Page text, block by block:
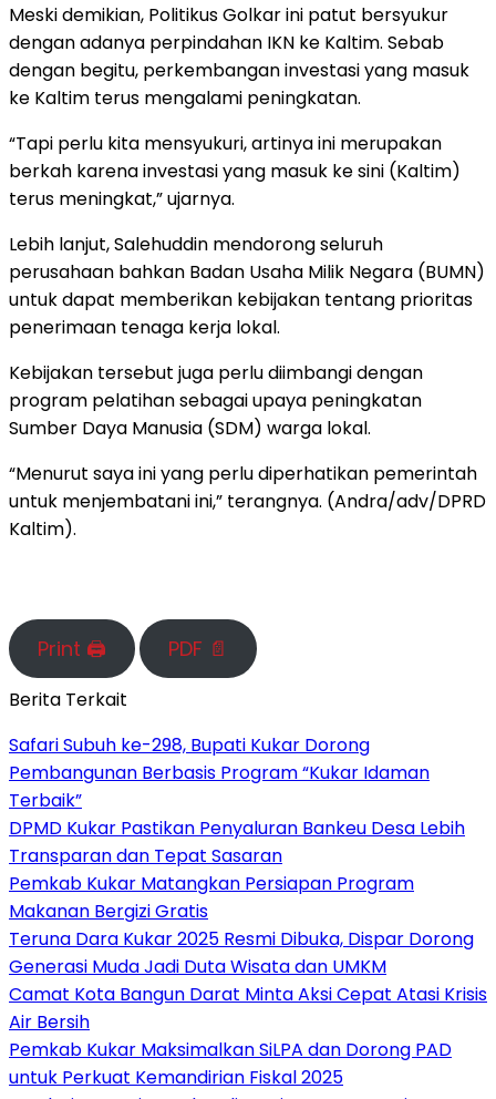
Meski demikian, Politikus Golkar ini patut bersyukur
dengan adanya perpindahan IKN ke Kaltim. Sebab
dengan begitu, perkembangan investasi yang masuk
ke Kaltim terus mengalami peningkatan.
“Tapi perlu kita mensyukuri, artinya ini merupakan
berkah karena investasi yang masuk ke sini (Kaltim)
terus meningkat,” ujarnya.
Lebih lanjut, Salehuddin mendorong seluruh
perusahaan bahkan Badan Usaha Milik Negara (BUMN)
untuk dapat memberikan kebijakan tentang prioritas
penerimaan tenaga kerja lokal.
Kebijakan tersebut juga perlu diimbangi dengan
program pelatihan sebagai upaya peningkatan
Sumber Daya Manusia (SDM) warga lokal.
“Menurut saya ini yang perlu diperhatikan pemerintah
untuk menjembatani ini,” terangnya. (Andra/adv/DPRD
Kaltim).
Print 🖨 PDF 📄
Berita Terkait
Safari Subuh ke-298, Bupati Kukar Dorong
Pembangunan Berbasis Program “Kukar Idaman
Terbaik”
DPMD Kukar Pastikan Penyaluran Bankeu Desa Lebih
Transparan dan Tepat Sasaran
Pemkab Kukar Matangkan Persiapan Program
Makanan Bergizi Gratis
Teruna Dara Kukar 2025 Resmi Dibuka, Dispar Dorong
Generasi Muda Jadi Duta Wisata dan UMKM
Camat Kota Bangun Darat Minta Aksi Cepat Atasi Krisis
Air Bersih
Pemkab Kukar Maksimalkan SiLPA dan Dorong PAD
untuk Perkuat Kemandirian Fiskal 2025